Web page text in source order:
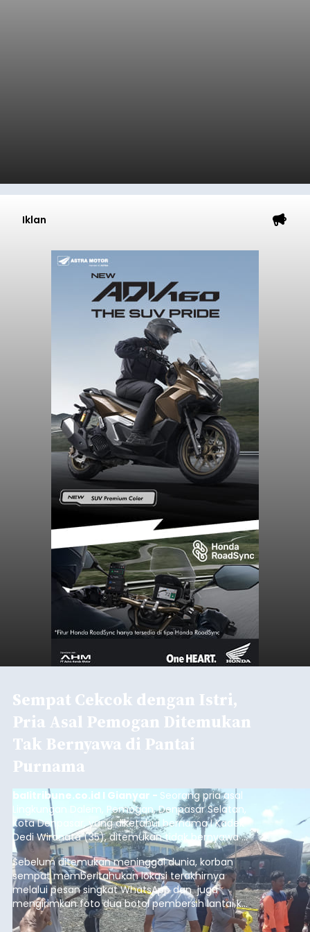
Iklan
Sempat Cekcok dengan Istri,
Pria Asal Pemogan Ditemukan
Tak Bernyawa di Pantai
Purnama
balitribune.co.id I Gianyar - Seorang pria asal
Lingkungan Dalem, Pemogan, Denpasar Selatan,
Kota Denpasar, yang diketahui bernama I Kadek
Dedi Wiranata (35), ditemukan tidak bernyawa di
pesisir Pantai Purnama, Sukawati.
Sebelum ditemukan meninggal dunia, korban
sempat memberitahukan lokasi terakhirnya
melalui pesan singkat WhatsApp dan juga
mengirimkan foto dua botol pembersih lantai ke
istrinya.